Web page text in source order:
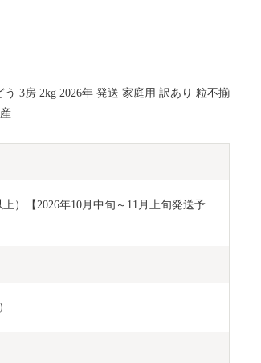
3房 2kg 2026年 発送 家庭用 訳あり 粒不揃
）【2026年10月中旬～11月上旬発送予